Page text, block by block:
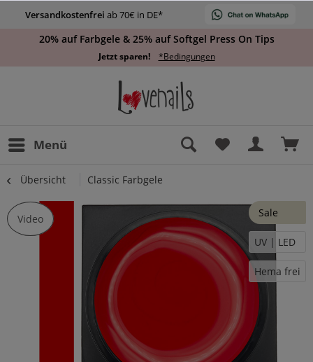
Versandkostenfrei ab 70€ in DE*
20% auf Farbgele & 25% auf Softgel Press On Tips
Jetzt sparen! *Bedingungen
Menü
Übersicht Classic Farbgele
Sale
UV | LED
Hema frei
Video